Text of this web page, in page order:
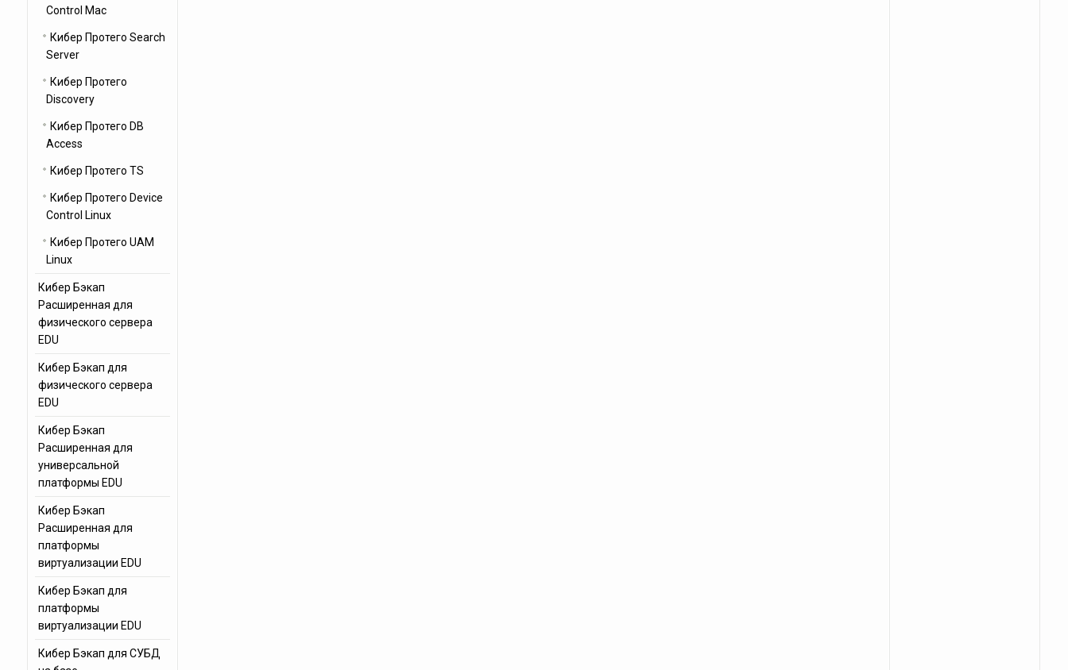
Control Mac
Кибер Протего Search
Server
Кибер Протего
Discovery
Кибер Протего DB
Access
Кибер Протего TS
Кибер Протего Device
Control Linux
Кибер Протего UAM
Linux
Кибер Бэкап
Расширенная для
физического сервера
EDU
Кибер Бэкап для
физического сервера
EDU
Кибер Бэкап
Расширенная для
универсальной
платформы EDU
Кибер Бэкап
Расширенная для
платформы
виртуализации EDU
Кибер Бэкап для
платформы
виртуализации EDU
Кибер Бэкап для СУБД